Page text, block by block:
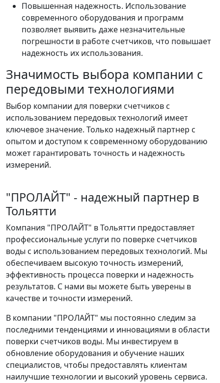
Повышенная надежность. Использование
современного оборудования и программ
позволяет выявить даже незначительные
погрешности в работе счетчиков, что повышает
надежность их использования.
Значимость выбора компании с
передовыми технологиями
Выбор компании для поверки счетчиков с
использованием передовых технологий имеет
ключевое значение. Только надежный партнер с
опытом и доступом к современному оборудованию
может гарантировать точность и надежность
измерений.
"ПРОЛАЙТ" - надежный партнер в
Тольятти
Компания "ПРОЛАЙТ" в Тольятти предоставляет
профессиональные услуги по поверке счетчиков
воды с использованием передовых технологий. Мы
обеспечиваем высокую точность измерений,
эффективность процесса поверки и надежность
результатов. С нами вы можете быть уверены в
качестве и точности измерений.
В компании "ПРОЛАЙТ" мы постоянно следим за
последними тенденциями и инновациями в области
поверки счетчиков воды. Мы инвестируем в
обновление оборудования и обучение наших
специалистов, чтобы предоставлять клиентам
наилучшие технологии и высокий уровень сервиса.